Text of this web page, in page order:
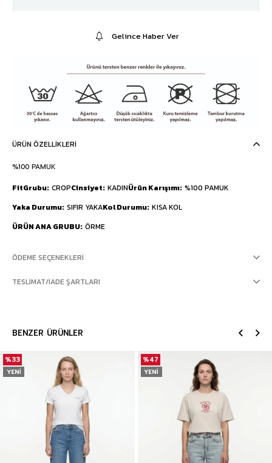
Gelince Haber Ver
ÜRÜN ÖZELLIKLERI
%100 PAMUK
FitGrubu CROPCinsiyet KADINÜrün Karışımı %100 PAMUK
Yaka Durumu SIFIR YAKAKol Durumu KISA KOL
ÜRÜN ANA GRUBU ÖRME
ÖDEME SEÇENEKLERI
TESLIMAT/İADE ŞARTLARI
BENZER ÜRÜNLER
%33
YENI
%47
YENI